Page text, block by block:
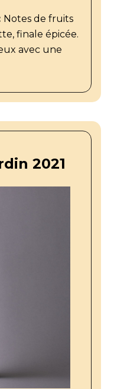
Notes de fruits
finale épicée.
avec une
2021